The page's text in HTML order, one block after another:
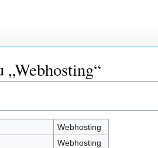
Webhosting
Webhosting